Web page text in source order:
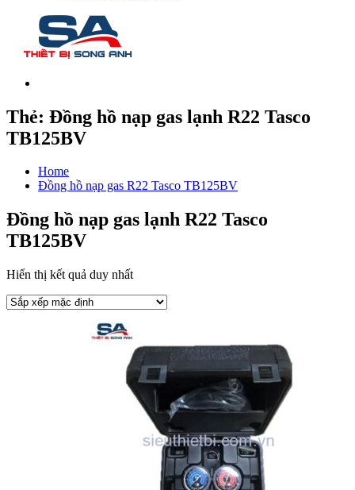
Thẻ: Đồng hồ nạp gas lạnh R22 Tasco
TB125BV
Home
Đồng hồ nạp gas R22 Tasco TB125BV
Đồng hồ nạp gas lạnh R22 Tasco
TB125BV
Hiển thị kết quả duy nhất